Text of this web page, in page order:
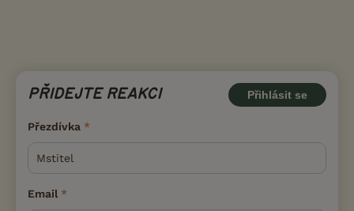
PŘIDEJTE REAKCI Přihlásit se
Přezdívka
Email